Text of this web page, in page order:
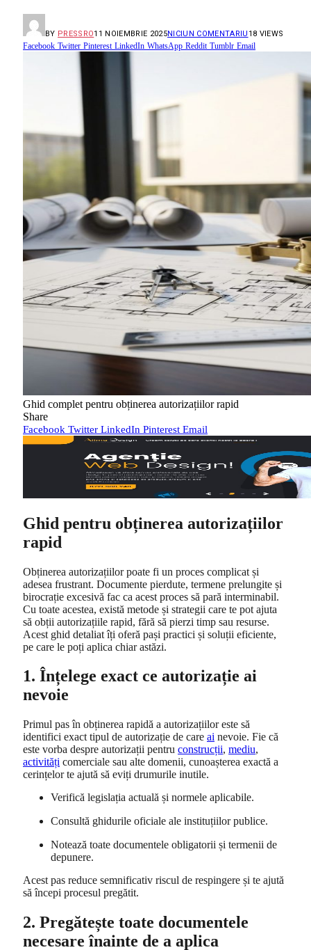
BY PRESSRO11 NOIEMBRIE 2025NICIUN COMENTARIU 18 VIEWS
Facebook Twitter Pinterest LinkedIn WhatsApp Reddit Tumblr Email
Ghid complet pentru obținerea autorizațiilor rapid
Share
Facebook Twitter LinkedIn Pinterest Email
Ghid pentru obținerea autorizațiilor
rapid
Obținerea autorizațiilor poate fi un proces complicat și
adesea frustrant. Documente pierdute, termene prelungite și
birocrație excesivă fac ca acest proces să pară interminabil.
Cu toate acestea, există metode și strategii care te pot ajuta
să obții autorizațiile rapid, fără să pierzi timp sau resurse.
Acest ghid detaliat îți oferă pași practici și soluții eficiente,
pe care le poți aplica chiar astăzi.
1. Înțelege exact ce autorizație ai
nevoie
Primul pas în obținerea rapidă a autorizațiilor este să
identifici exact tipul de autorizație de care ai nevoie. Fie că
este vorba despre autorizații pentru construcții, mediu,
activități comerciale sau alte domenii, cunoașterea exactă a
cerințelor te ajută să eviți drumurile inutile.
Verifică legislația actuală și normele aplicabile.
Consultă ghidurile oficiale ale instituțiilor publice.
Notează toate documentele obligatorii și termenii de
depunere.
Acest pas reduce semnificativ riscul de respingere și te ajută
să începi procesul pregătit.
2. Pregătește toate documentele
necesare înainte de a aplica